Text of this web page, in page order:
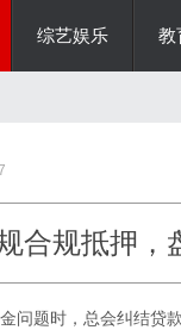
综艺娱乐 教
合规抵押，
问题时，总会纠结贷